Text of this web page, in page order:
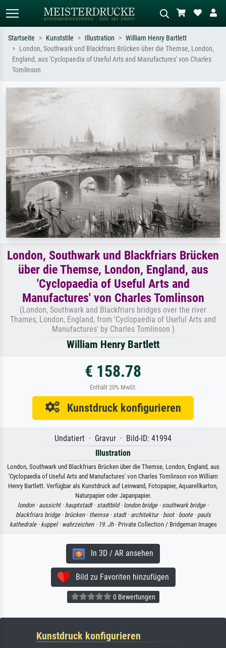
Standardsuche KI-Bildersuche
Suchen Sie nach Künstlern, Werktiteln
Sternennacht, Impressionismus, Welle
Hokusai, Akt.
Ölgemälde, Stehender Akt neben einem
Startseite Kunststile Illustration
William Henry Bartlett
London, Southwark und Blackfriars Brücken über die Themse, London,
England, aus 'Cyclopaedia of Useful Arts and Manufactures' von Charles
Tomlinson
London, Southwark und Blackfriars Brücken
über die Themse, London, England, aus
'Cyclopaedia of Useful Arts and
Manufactures' von Charles Tomlinson
(London, Southwark and Blackfriars bridges over the river
Thames, London, England, from 'Cyclopaedia of Useful Arts and
Manufactures' by Charles Tomlinson )
William Henry Bartlett
€ 158.78
Enthält 20% MwSt.
Kunstdruck konfigurieren
Undatiert · Gravur · Bild-ID: 41994
Illustration
London, Southwark und Blackfriars Brücken über die Themse, London, England, aus
'Cyclopaedia of Useful Arts and Manufactures' von Charles Tomlinson von William
Henry Bartlett. Verfügbar als Kunstdruck auf Leinwand, Fotopapier, Aquarellkarton,
Naturpapier oder Japanpapier.
london · aussicht · hauptstadt · stadtbild · london bridge · southwark bridge ·
blackfriars bridge · brücken · themse · stadt · architektur · boot · boote · pauls
kathedrale · kuppel · wahrzeichen · 19. Jh· Private Collection / Bridgeman Images
In 3D / AR ansehen
Bild zu Favoriten hinzufügen
0 Bewertungen
Kunstdruck konfigurieren